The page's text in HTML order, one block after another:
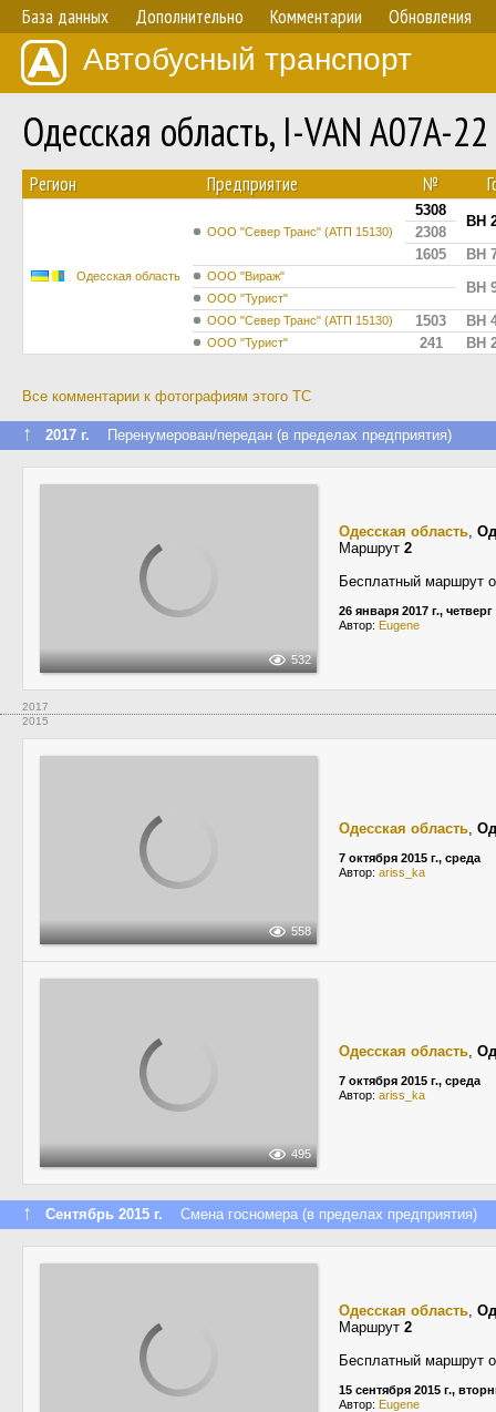
База данных Дополнительно Комментарии Обновления
Автобусный транспорт
Одесская область, I-VAN A07A-
Регион Предприятие №
Одесская область
ООО "Север Транс" (АТП 15130)
5308
BH
2308
1605
BH
ООО "Вираж"
BH
ООО "Турист"
ООО "Север Транс" (АТП 15130)
1503 BH
ООО "Турист" 241 BH
Все комментарии к фотографиям этого ТС
↑ 2017 г. Перенумерован/передан (в пределах предприятия)
532
Одесская область,
Маршрут 2
Бесплатный маршрут
26 января 2017 г., четверг
Автор: Eugene
2017
2015
558
Одесская область,
7 октября 2015 г., среда
Автор: ariss_ka
495
Одесская область,
7 октября 2015 г., среда
Автор: ariss_ka
↑ Сентябрь 2015 г. Смена госномера (в пределах предприятия)
Одесская область,
Маршрут 2
Бесплатный маршрут
15 сентября 2015 г.,
Автор: Eugene